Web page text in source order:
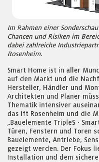
Im Rahmen einer
Chancen und Risiken im
dabei zahlreiche
Rosenheim.
Smart Home ist in aller
auf den Markt und die
Hersteller, Händler und
Architekten und Planer
Thematik intensiver
das ift Rosenheim und die
„Bauelemente TripleS -
Türen, Fenstern und Toren
Bauelemente, Antriebe,
gezeigt werden. Der Fokus
Installation und dem